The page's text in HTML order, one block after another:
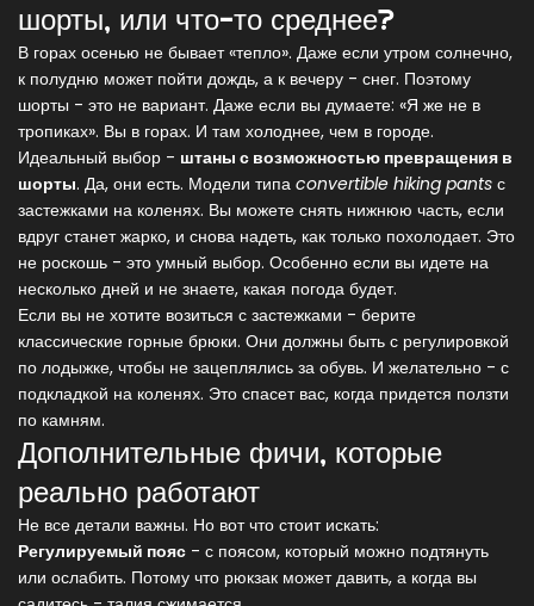
шорты, или что-то среднее?
В горах осенью не бывает «тепло». Даже если утром солнечно,
к полудню может пойти дождь, а к вечеру - снег. Поэтому
шорты - это не вариант. Даже если вы думаете: «Я же не в
тропиках». Вы в горах. И там холоднее, чем в городе.
Идеальный выбор - штаны с возможностью превращения в
шорты. Да, они есть. Модели типа convertible hiking pants с
застежками на коленях. Вы можете снять нижнюю часть, если
вдруг станет жарко, и снова надеть, как только похолодает. Это
не роскошь - это умный выбор. Особенно если вы идете на
несколько дней и не знаете, какая погода будет.
Если вы не хотите возиться с застежками - берите
классические горные брюки. Они должны быть с регулировкой
по лодыжке, чтобы не зацеплялись за обувь. И желательно - с
подкладкой на коленях. Это спасет вас, когда придется ползти
по камням.
Дополнительные фичи, которые
реально работают
Не все детали важны. Но вот что стоит искать:
Регулируемый пояс - с поясом, который можно подтянуть
или ослабить. Потому что рюкзак может давить, а когда вы